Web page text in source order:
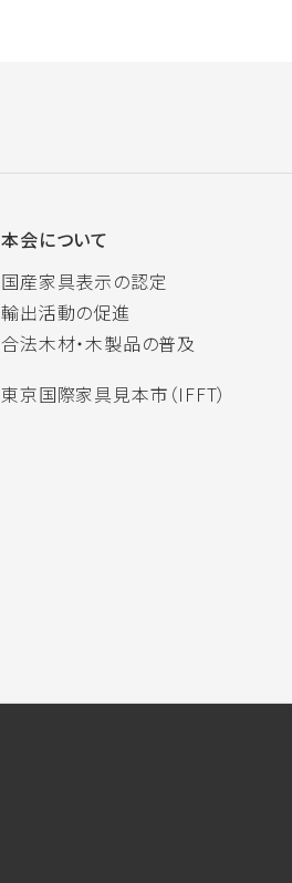
本会について
国産家具表示の認定
輸出活動の促進
合法木材・木製品の普及
東京国際家具見本市（IFFT）